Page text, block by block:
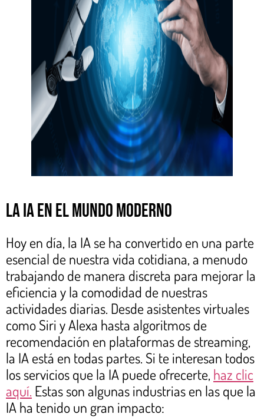
La IA en el mundo moderno
Hoy en día, la IA se ha convertido en una parte
esencial de nuestra vida cotidiana, a menudo
trabajando de manera discreta para mejorar la
eficiencia y la comodidad de nuestras
actividades diarias. Desde asistentes virtuales
como Siri y Alexa hasta algoritmos de
recomendación en plataformas de streaming,
la IA está en todas partes. Si te interesan todos
los servicios que la IA puede ofrecerte, haz clic
aquí. Estas son algunas industrias en las que la
IA ha tenido un gran impacto: